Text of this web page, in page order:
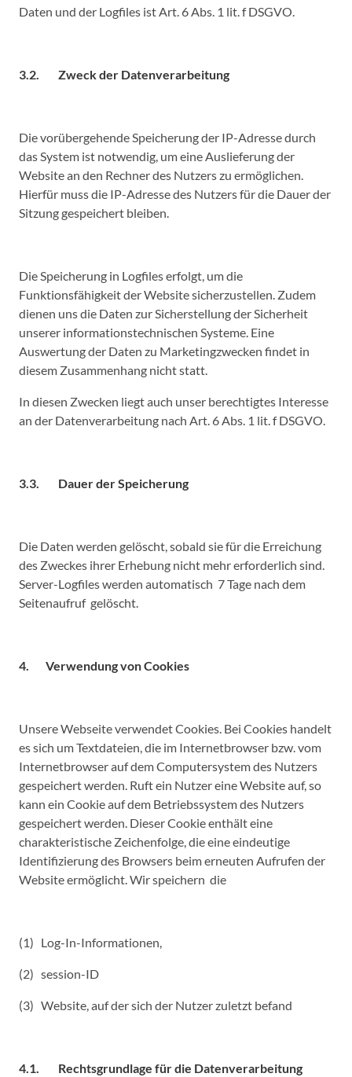
Daten und der Logfiles ist Art. 6 Abs. 1 lit. f DSGVO.
3.2. Zweck der Datenverarbeitung
Die vorübergehende Speicherung der IP-Adresse durch
das System ist notwendig, um eine Auslieferung der
Website an den Rechner des Nutzers zu ermöglichen.
Hierfür muss die IP-Adresse des Nutzers für die Dauer der
Sitzung gespeichert bleiben.
Die Speicherung in Logfiles erfolgt, um die
Funktionsfähigkeit der Website sicherzustellen. Zudem
dienen uns die Daten zur Sicherstellung der Sicherheit
unserer informationstechnischen Systeme. Eine
Auswertung der Daten zu Marketingzwecken findet in
diesem Zusammenhang nicht statt.
In diesen Zwecken liegt auch unser berechtigtes Interesse
an der Datenverarbeitung nach Art. 6 Abs. 1 lit. f DSGVO.
3.3. Dauer der Speicherung
Die Daten werden gelöscht, sobald sie für die Erreichung
des Zweckes ihrer Erhebung nicht mehr erforderlich sind.
Server-Logfiles werden automatisch 7 Tage nach dem
Seitenaufruf gelöscht.
4. Verwendung von Cookies
Unsere Webseite verwendet Cookies. Bei Cookies handelt
es sich um Textdateien, die im Internetbrowser bzw. vom
Internetbrowser auf dem Computersystem des Nutzers
gespeichert werden. Ruft ein Nutzer eine Website auf, so
kann ein Cookie auf dem Betriebssystem des Nutzers
gespeichert werden. Dieser Cookie enthält eine
charakteristische Zeichenfolge, die eine eindeutige
Identifizierung des Browsers beim erneuten Aufrufen der
Website ermöglicht. Wir speichern die
(1) Log-In-Informationen,
(2) session-ID
(3) Website, auf der sich der Nutzer zuletzt befand
4.1. Rechtsgrundlage für die Datenverarbeitung